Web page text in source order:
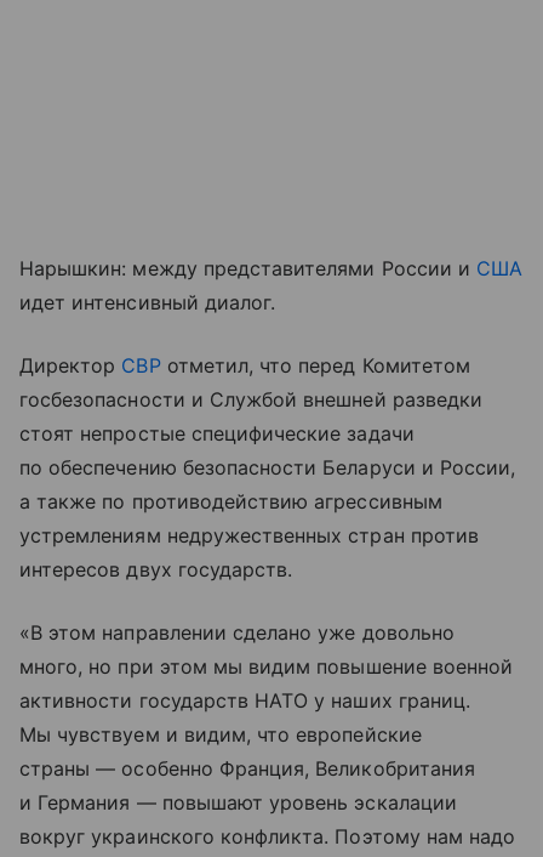
Нарышкин: между представителями России и США
идет интенсивный диалог.
Директор СВРотметил, что перед Комитетом
госбезопасности и Службой внешней разведки
стоят непростые специфические задачи
по обеспечению безопасности Беларуси и России,
а также по противодействию агрессивным
устремлениям недружественных стран против
интересов двух государств.
«В этом направлении сделано уже довольно
много, но при этом мы видим повышение военной
активности государств НАТО у наших границ.
Мы чувствуем и видим, что европейские
страны — особенно Франция, Великобритания
и Германия — повышают уровень эскалации
вокруг украинского конфликта. Поэтому нам надо